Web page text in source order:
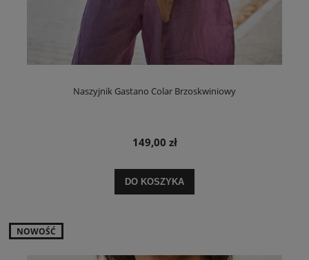
Naszyjnik Gastano Colar Brzoskwiniowy
149,00 zł
DO KOSZYKA
NOWOŚĆ